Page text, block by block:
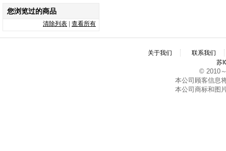
您浏览过的商品
清除列表 查看所有
关于我们
联系我们
苏
© 2010
本公司顾客信息
本公司商标和图